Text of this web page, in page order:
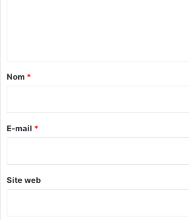
a
e
Nom *
E-mail *
Site web